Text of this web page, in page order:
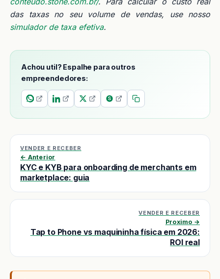
das taxas no seu volume de vendas, use nosso
simulador de taxa efetiva.
Achou util? Espalhe para outros
empreendedores:
VENDER E RECEBER
← Anterior
KYC e KYB para onboarding de merchants em
marketplace: guia
VENDER E RECEBER
Proximo →
Tap to Phone vs maquininha física em 2026:
ROI real